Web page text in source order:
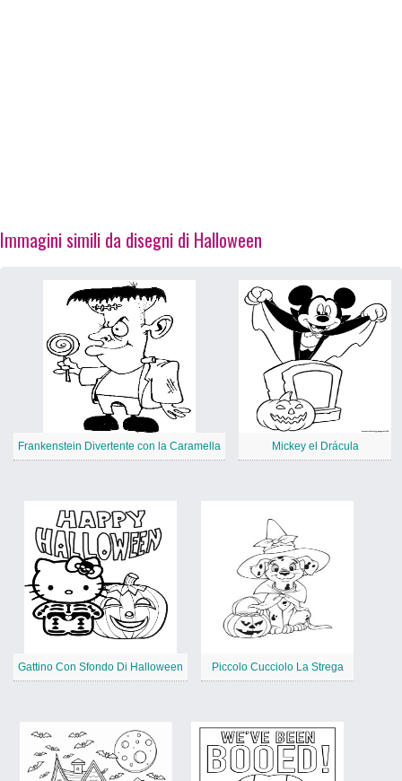
Immagini simili da disegni di Halloween
Frankenstein Divertente con la Caramella Mickey el Drácula
Gattino Con Sfondo Di Halloween Piccolo Cucciolo La Strega